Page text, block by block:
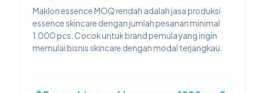
Maklon essence MOQ rendah adalah jasa produksi
essence skincare dengan jumlah pesanan minimal
1.000 pcs. Cocok untuk brand pemula yang ingin
memulai bisnis skincare dengan modal terjangkau.